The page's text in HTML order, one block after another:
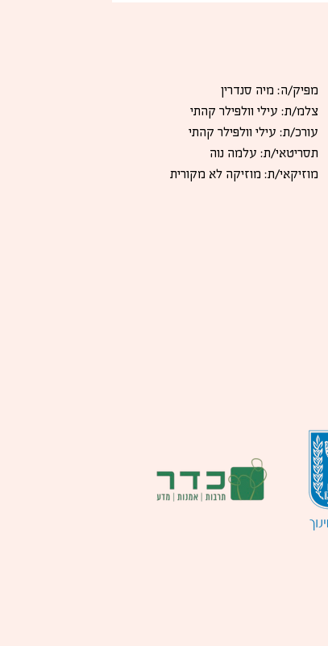
מפיק/ה: מיה סנדרין
צלמ/ת: עילי וולפילר קהתי
עורכ/ת: עילי וולפילר קהתי
תסריטאי/ת: עלמה נוה
מוזיקאי/ת: מוזיקה לא מקורית